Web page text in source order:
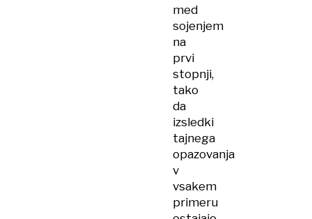
med
sojenjem
na
prvi
stopnji,
tako
da
izsledki
tajnega
opazovanja
v
vsakem
primeru